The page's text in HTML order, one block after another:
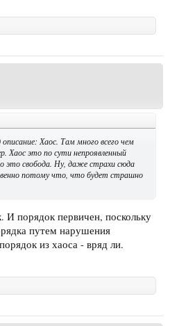
Хаос. Там много всего чем
Хаос это по сути непроявленный
это свобода. Ну, даже страхи сюда
потому что, что будет страшно
И порядок первичен, поскольку
путем нарушения
из хаоса - вряд ли.